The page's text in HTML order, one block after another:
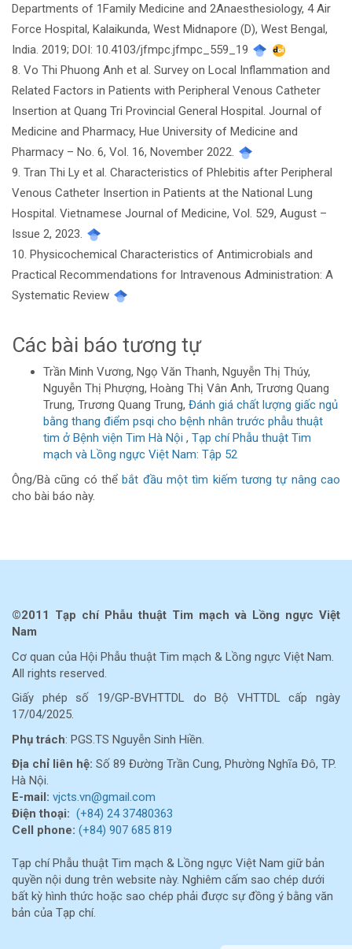
Departments of 1Family Medicine and 2Anaesthesiology, 4 Air
Force Hospital, Kalaikunda, West Midnapore (D), West Bengal,
India. 2019; DOI: 10.4103/jfmpc.jfmpc_559_19
8. Vo Thi Phuong Anh et al. Survey on Local Inflammation and
Related Factors in Patients with Peripheral Venous Catheter
Insertion at Quang Tri Provincial General Hospital. Journal of
Medicine and Pharmacy, Hue University of Medicine and
Pharmacy – No. 6, Vol. 16, November 2022.
9. Tran Thi Ly et al. Characteristics of Phlebitis after Peripheral
Venous Catheter Insertion in Patients at the National Lung
Hospital. Vietnamese Journal of Medicine, Vol. 529, August –
Issue 2, 2023.
10. Physicochemical Characteristics of Antimicrobials and
Practical Recommendations for Intravenous Administration: A
Systematic Review
Các bài báo tương tự
Trần Minh Vương, Ngọ Văn Thanh, Nguyễn Thị Thúy,
Nguyễn Thị Phượng, Hoàng Thị Vân Anh, Trương Quang
Trung, Trương Quang Trung, Đánh giá chất lượng giấc ngủ
bằng thang điểm psqi cho bệnh nhân trước phẫu thuật
tim ở Bệnh viện Tim Hà Nội , Tạp chí Phẫu thuật Tim
mạch và Lồng ngực Việt Nam: Tập 52
Ông/Bà cũng có thểbắt đầu một tìm kiếm tương tự nâng cao
cho bài báo này.
©2011 Tạp chí Phẫu thuật Tim mạch và Lồng ngực Việt
Nam
Cơ quan của Hội Phẫu thuật Tim mạch & Lồng ngực Việt Nam.
All rights reserved.
Giấy phép số 19/GP-BVHTTDL do Bộ VHTTDL cấp ngày
17/04/2025.
Phụ trách: PGS.TS Nguyễn Sinh Hiền.
Địa chỉ liên hệ: Số 89 Đường Trần Cung, Phường Nghĩa Đô, TP.
Hà Nội.
E-mail: vjcts.vn@gmail.com
Điện thoại: (+84) 24 37480363
Cell phone: (+84) 907 685 819
Tạp chí Phẫu thuật Tim mạch & Lồng ngực Việt Nam giữ bản
quyền nội dung trên website này. Nghiêm cấm sao chép dưới
bất kỳ hình thức hoặc sao chép phải được sự đồng ý bằng văn
bản của Tạp chí.